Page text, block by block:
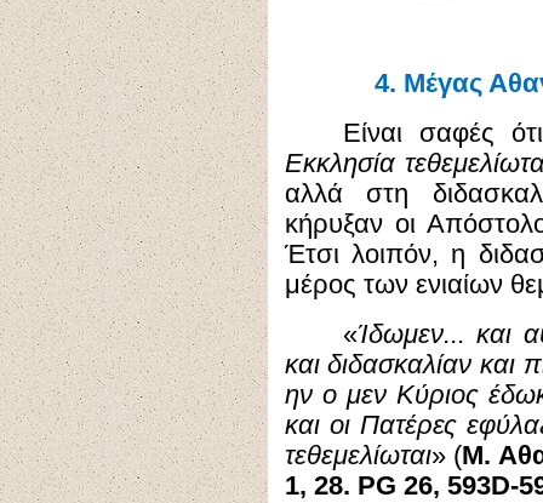
4. Μέγας
Είναι σαφές
Εκκλησία
αλλά στη
κήρυξαν οι
Έτσι λοιπόν, η
μέρος των ενιαίων
«Ίδωμεν... και
και διδασκαλίαν και
ην ο μεν Κύριος
και οι Πατέρες
τεθεμελίωται» (Μ.
1, 28. PG 26, 593D-